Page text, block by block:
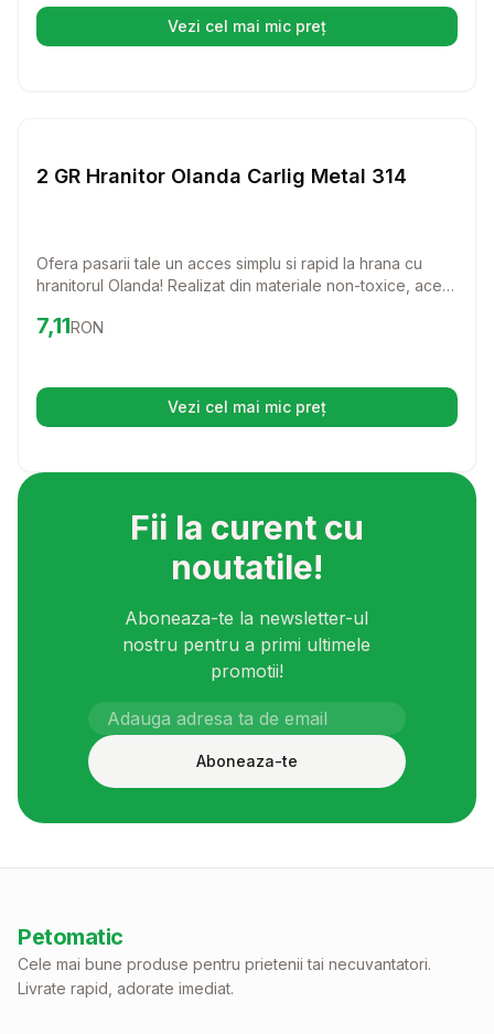
Vezi cel mai mic preț(se deschide într-o filă nouă)
2 GR Hranitor Olanda Carlig Metal 314
Ofera pasarii tale un acces simplu si rapid la hrana cu
hranitorul Olanda! Realizat din materiale non-toxice, acest
asigurandu-se ca pasarea ta este bine hranita si fericita.
Preț:7.11
7,11RON
Vezi cel mai mic preț(se deschide într-o filă nouă)
Fii la curent cu
noutatile!
Aboneaza-te la newsletter-ul
nostru pentru a primi ultimele
promotii!
Aboneaza-te
Petomatic
Cele mai bune produse pentru prietenii tai necuvantatori.
Livrate rapid, adorate imediat.